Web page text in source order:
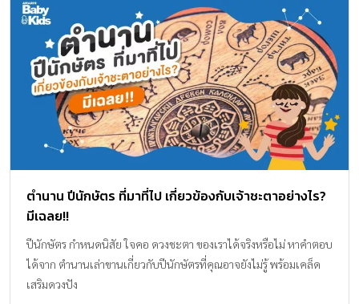
ตำนาน ปีนักษัตร ที่มาที่ไป เกี่ยวข้องกับเจ้าชะตาอย่างไร?
มีเฉลย!!
ปีนักษัตร กำหนดนิสัย ใจคอ ดวงชะตา ของเราได้จริงหรือไม่ หาคำตอบ
ได้จาก ตำนานเล่าขานเกี่ยวกับปีนักษัตรที่คุณอาจยังไม่รู้ พร้อมเคล็ด
เสริมดวงปัง